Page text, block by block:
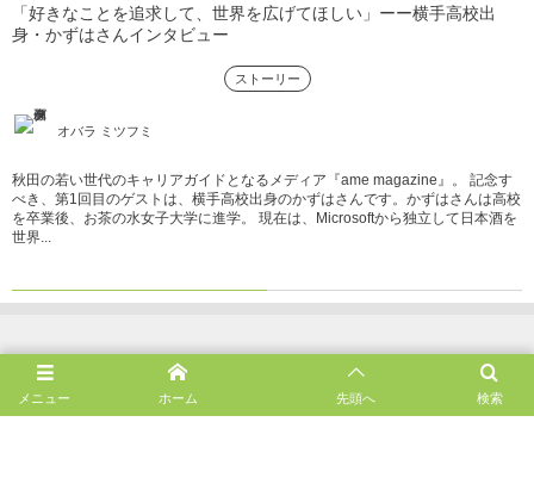
「好きなことを追求して、世界を広げてほしい」ーー横手高校出
身・かずはさんインタビュー
ストーリー
オバラ ミツフミ
秋田の若い世代のキャリアガイドとなるメディア『ame magazine』。 記念す
べき、第1回目のゲストは、横手高校出身のかずはさんです。かずはさんは高校
を卒業後、お茶の水女子大学に進学。 現在は、Microsoftから独立して日本酒を
世界...
HOME
メニュー 検索
ホーム 先頭へ